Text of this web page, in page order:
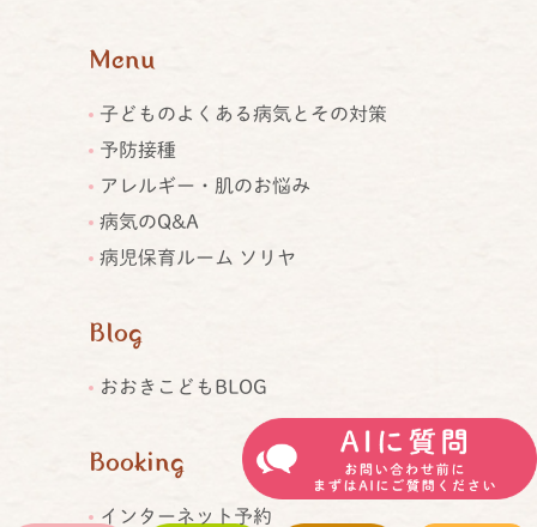
Menu
子どものよくある病気とその対策
予防接種
アレルギー・肌のお悩み
病気のQ&A
病児保育ルーム ソリヤ
Blog
おおきこどもBLOG
Booking
インターネット予約